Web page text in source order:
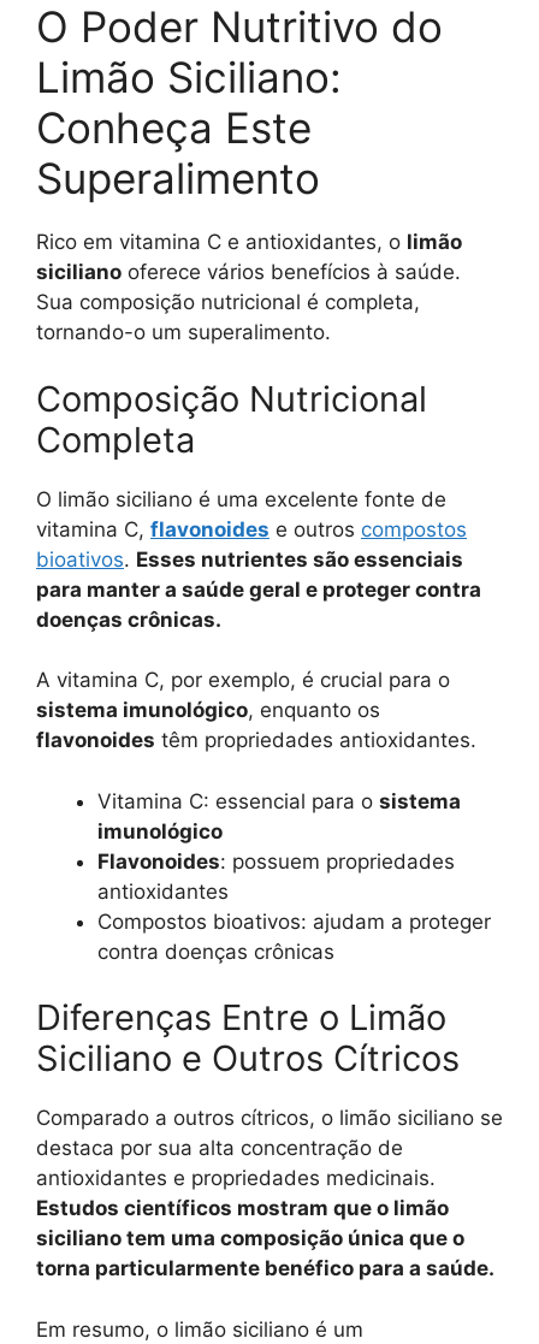
O Poder Nutritivo do
Limão Siciliano:
Conheça Este
Superalimento
Rico em vitamina C e antioxidantes, o limão
siciliano oferece vários benefícios à saúde.
Sua composição nutricional é completa,
tornando-o um superalimento.
Composição Nutricional
Completa
O limão siciliano é uma excelente fonte de
vitamina C, flavonoides e outros compostos
bioativos. Esses nutrientes são essenciais
para manter a saúde geral e proteger contra
doenças crônicas.
A vitamina C, por exemplo, é crucial para o
sistema imunológico, enquanto os
flavonoides têm propriedades antioxidantes.
Vitamina C: essencial para o sistema
imunológico
Flavonoides: possuem propriedades
antioxidantes
Compostos bioativos: ajudam a proteger
contra doenças crônicas
Diferenças Entre o Limão
Siciliano e Outros Cítricos
Comparado a outros cítricos, o limão siciliano se
destaca por sua alta concentração de
antioxidantes e propriedades medicinais.
Estudos científicos mostram que o limão
siciliano tem uma composição única que o
torna particularmente benéfico para a saúde.
Em resumo, o limão siciliano é um